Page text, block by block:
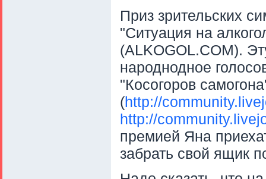
Приз зрительских
"Ситуация на
(ALKOGOL.COM).
народнодное
"Косогоров
(http://
http://
премией Яна
забрать свой ящик